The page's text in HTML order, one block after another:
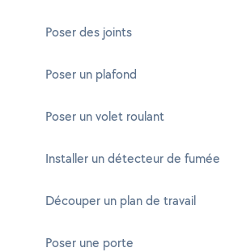
Poser des joints
Poser un plafond
Poser un volet roulant
Installer un détecteur de fumée
Découper un plan de travail
Poser une porte